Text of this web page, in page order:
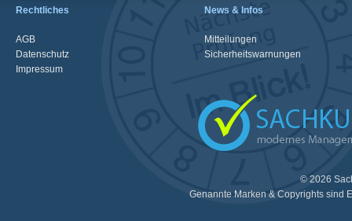
Rechtliches
AGB
Datenschutz
Impressum
News & Infos
Mitteilungen
Sicherheitswarnungen
© 2026
Genannte Marken & Copyrights sind